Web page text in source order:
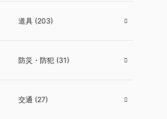
道具 (203)
防災・防犯 (31)
交通 (27)